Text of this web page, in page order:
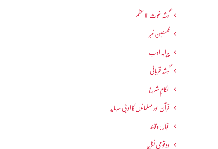
گوشہ غوث الاعظم
فلسطین نمبر
پیرایہ ادب
گوشہ قربانی
احکامِ شرع
قرآن اور مسلمانوں کا ادبی سرمایہ
اقبال و قائد
دو قومی نظریہ